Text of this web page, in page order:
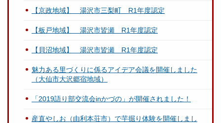
【京政地域】 湯沢市三梨町 R1年度認定
【板戸地域】 湯沢市皆瀬 R1年度認定
【貝沼地域】 湯沢市皆瀬 R1年度認定
魅力ある里づくりに係るアイデア会議を開催しました
（大仙市大沢郷宿地域）
「2019語り部交流会inかづの」が開催されました！
産直やしお（由利本荘市）で芋掘り体験を開催しまし